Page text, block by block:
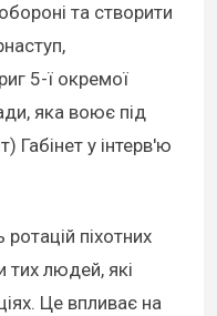
та створити
5-ї окремої
яка воює під
Габінет у інтерв'ю
піхотних
тих людей, які
Це впливає на